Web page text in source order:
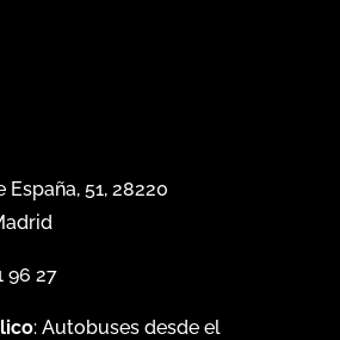
España, 51, 28220
96 27
: Autobuses desde el